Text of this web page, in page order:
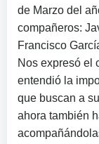
de Marzo del
compañeros:
Francisco
Nos expresó el
entendió la
que buscan a
ahora también